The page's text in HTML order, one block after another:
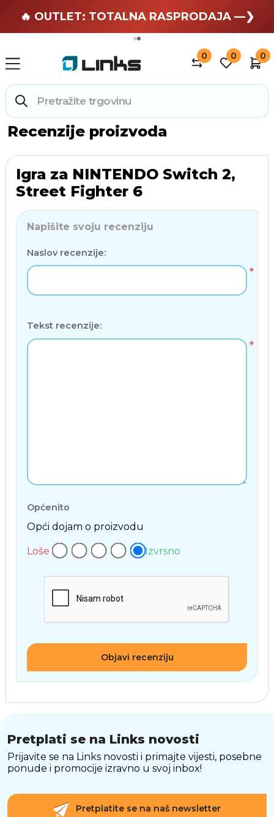
🏄 Zaslužuješ odmor —❯
🔥 OUTLET: TOTALNA RASPRODAJA —❯
0 0 0
Recenzije proizvoda
Igra za NINTENDO Switch 2,
Street Fighter 6
Napišite svoju recenziju
Naslov recenzije:
*
Tekst recenzije:
*
Općenito
Opći dojam o proizvodu
Loše Izvrsno
Objavi recenziju
Pretplati se na Links novosti
Prijavite se na Links novosti i primajte vijesti, posebne
ponude i promocije izravno u svoj inbox!
Pretplatite se na naš newsletter